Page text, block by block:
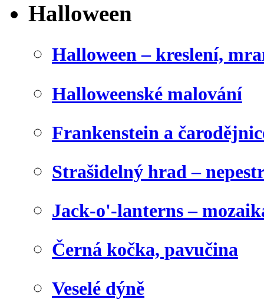
Halloween
Halloween – kreslení,
Halloweenské malování
Frankenstein a
Strašidelný hrad –
Jack-o'-lanterns –
Černá kočka, pavučina
Veselé dýně